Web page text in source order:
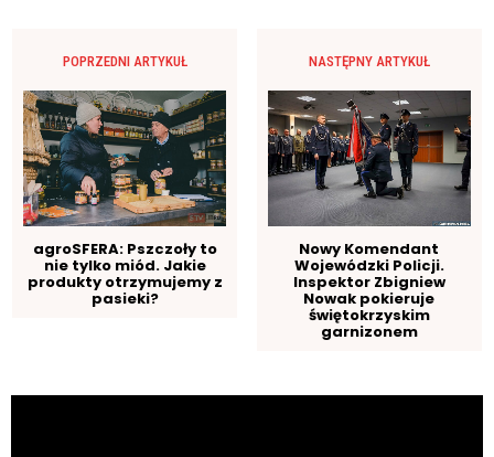
POPRZEDNI ARTYKUŁ
agroSFERA: Pszczoły to
nie tylko miód. Jakie
produkty otrzymujemy z
pasieki?
NASTĘPNY ARTYKUŁ
Nowy Komendant
Wojewódzki Policji.
Inspektor Zbigniew
Nowak pokieruje
świętokrzyskim
garnizonem